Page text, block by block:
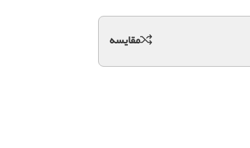
مقايسه